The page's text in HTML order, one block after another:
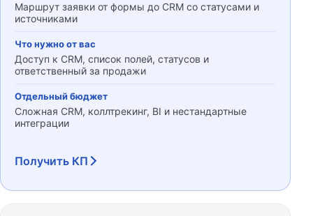
Маршрут заявки от формы до CRM со статусами и
источниками
Что нужно от вас
Доступ к CRM, список полей, статусов и
ответственный за продажи
Отдельный бюджет
Сложная CRM, коллтрекинг, BI и нестандартные
интеграции
Получить КП